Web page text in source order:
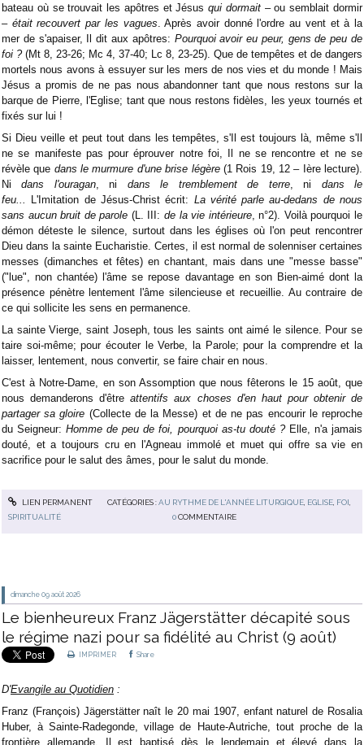
bateau où se trouvait les apôtres et Jésusqui dormait – ou semblait dormir
– était recouvert par les vagues . Après avoir donné l'ordre au vent et à la
mer de s'apaiser, Il dit aux apôtres: Pourquoi avoir eu peur, gens de peu de
foi ? (Mt 8, 23-26; Mc 4, 37-40; Lc 8, 23-25). Que de tempêtes et de dangers
mortels nous avons à essuyer sur les mers de nos vies et du monde ! Mais
Jésus a promis de ne pas nous abandonner tant que nous restons sur la
barque de Pierre, l'Eglise; tant que nous restons fidèles, les yeux tournés et
fixés sur lui !
Si Dieu veille et peut tout dans les tempêtes, s'Il est toujours là, même s'Il
ne se manifeste pas pour éprouver notre foi, Il ne se rencontre et ne se
révèle que dans le murmure d'une brise légère (1 Rois 19, 12 – Ière lecture).
Nidans l'ouragan, ni dans le tremblement de terre, ni dans le
feu...
L'Imitation de Jésus-Christ écrit: La vérité parle au-dedans de nous
sans aucun bruit de parole (L. III:de la vie intérieure, n°2). Voilà pourquoi le
démon déteste le silence, surtout dans les églises où l'on peut rencontrer
Dieu dans la sainte Eucharistie. Certes, il est normal de solenniser certaines
messes (dimanches et fêtes) en chantant, mais dans une "messe basse"
("lue", non chantée) l'âme se repose davantage en son Bien-aimé dont la
présence pénètre lentement l'âme silencieuse et recueillie. Au contraire de
ce qui sollicite les sens en permanence.
La sainte Vierge, saint Joseph, tous les saints ont aimé le silence. Pour se
taire soi-même; pour écouter le Verbe, la Parole; pour la comprendre et la
laisser, lentement, nous convertir, se faire chair en nous.
C'est à Notre-Dame, en son Assomption que nous fêterons le 15 août, que
nous demanderons d'êtreattentifs aux choses d'en haut pour obtenir de
partager sa gloire (Collecte de la Messe) et de ne pas encourir le reproche
du Seigneur:Homme de peu de foi, pourquoi as-tu douté ? Elle, n'a jamais
douté, et a toujours cru en l'Agneau immolé et muet qui offre sa vie en
sacrifice pour le salut des âmes, pour le salut du monde.
LIEN PERMANENT CATÉGORIES :AU RYTHME DE L'ANNÉE LITURGIQUE, EGLISE, FOI
SPIRITUALITÉ
0 COMMENTAIRE
dimanche 09 août 2026
Le bienheureux Franz Jägerstätter décapité sous
le régime nazi pour sa fidélité au Christ (9 août)
IMPRIMER Share
D'Evangile au Quotidien :
Franz (François) Jägerstätter naît le 20 mai 1907, enfant naturel de Rosalia
Huber, à Sainte-Radegonde, village de Haute-Autriche, tout proche de la
frontière allemande. Il est baptisé dès le lendemain et élevé dans la